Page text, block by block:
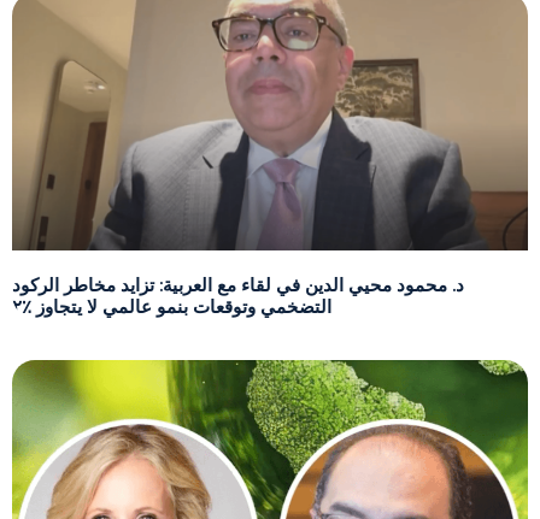
د. محمود محيي الدين في لقاء مع العربية: تزايد مخاطر الركود
التضخمي وتوقعات بنمو عالمي لا يتجاوز ٪٢